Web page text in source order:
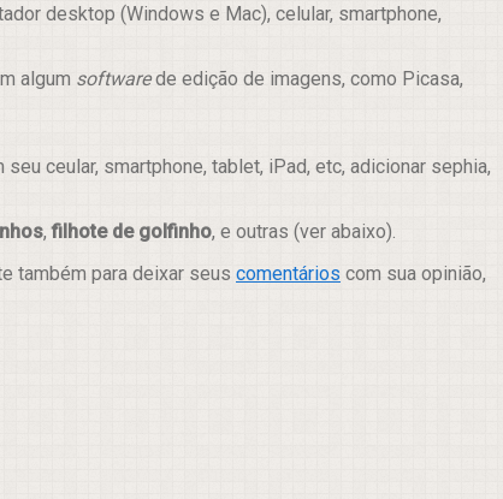
desktop (Windows e Mac), celular, smartphone,
algum softwarede edição de imagens, como Picasa,
ceular, smartphone, tablet, iPad, etc, adicionar sephia,
,filhote de golfinho, e outras (ver abaixo).
também para deixar seus comentários com sua opinião,